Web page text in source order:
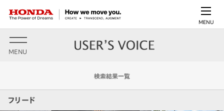
MENU
MENU
検索結果一覧
フリード